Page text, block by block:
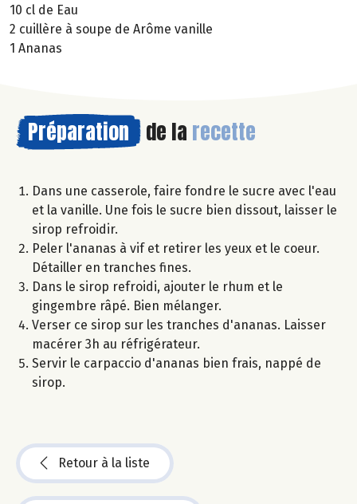
10 cl de Eau
2 cuillère à soupe de Arôme vanille
1 Ananas
Préparation de la recette
Dans une casserole, faire fondre le sucre avec l'eau
et la vanille. Une fois le sucre bien dissout, laisser le
sirop refroidir.
Peler l'ananas à vif et retirer les yeux et le coeur.
Détailler en tranches fines.
Dans le sirop refroidi, ajouter le rhum et le
gingembre râpé. Bien mélanger.
Verser ce sirop sur les tranches d'ananas. Laisser
macérer 3h au réfrigérateur.
Servir le carpaccio d'ananas bien frais, nappé de
sirop.
Retour à la liste